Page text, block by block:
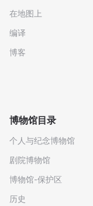
在地图上
编译
博客
博物馆目录
个人与纪念博物馆
剧院博物馆
博物馆-保护区
历史